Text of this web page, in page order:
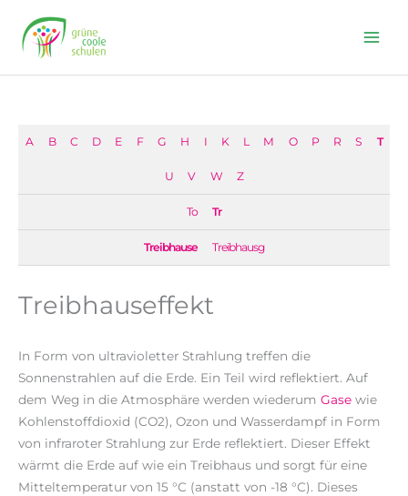
content
A B C D E F G H I K L M O P R S T
U V W Z
To Tr
Treibhause Treibhausg
Treibhauseffekt
In Form von ultravioletter Strahlung treffen die
Sonnenstrahlen auf die Erde. Ein Teil wird reflektiert. Auf
dem Weg in die Atmosphäre werden wiederum Gase wie
Kohlenstoffdioxid (CO2), Ozon und Wasserdampf in Form
von infraroter Strahlung zur Erde reflektiert. Dieser Effekt
wärmt die Erde auf wie ein Treibhaus und sorgt für eine
Mitteltemperatur von 15 °C (anstatt von -18 °C). Dieses